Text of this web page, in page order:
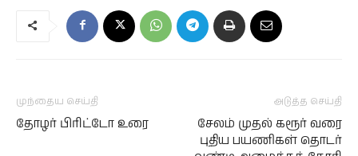
முந்தைய செய்தி
தோழர் பிரிட்டோ உரை
அடுத்த செய்தி
சேலம் முதல் கரூர் வரை
புதிய பயணிகள் தொடர்